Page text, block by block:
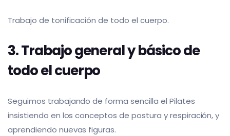
Trabajo de tonificación de todo el cuerpo.
3. Trabajo general y básico de
todo el cuerpo
Seguimos trabajando de forma sencilla el Pilates
insistiendo en los conceptos de postura y respiración, y
aprendiendo nuevas figuras.